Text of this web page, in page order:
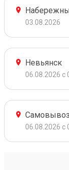
03.08.2026
Невьянск
06.08.2026 с
Самовывоз
06.08.2026 с